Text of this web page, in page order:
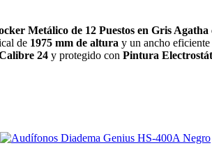
Metálico de 12 Puestos en Gris Agatha
de 1975 mm de altura y un ancho eficiente
24 y protegido con Pintura